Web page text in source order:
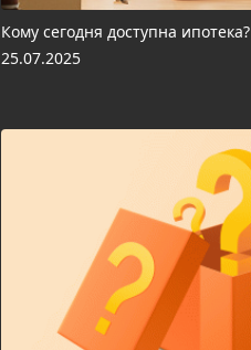
Кому сегодня доступна ипотека?
25.07.2025